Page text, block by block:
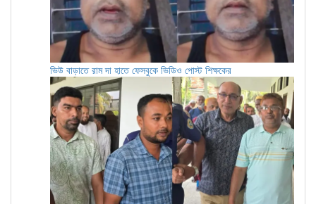
ভিউ বাড়াতে রাম দা হাতে ফেসবুকে ভিডিও পোস্ট শিক্ষকের